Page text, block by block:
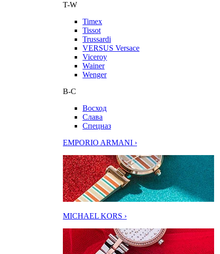
T-W
Timex
Tissot
Trussardi
VERSUS Versace
Viceroy
Wainer
Wenger
В-С
Восход
Слава
Спецназ
EMPORIO ARMANI ›
MICHAEL KORS ›